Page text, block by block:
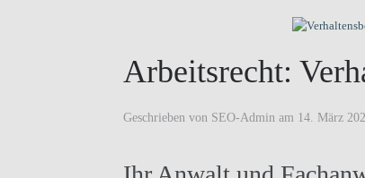
Arbeitsrecht:
Geschrieben von SEO-Admin am 14. März